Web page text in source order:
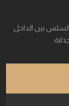
بين الداخل